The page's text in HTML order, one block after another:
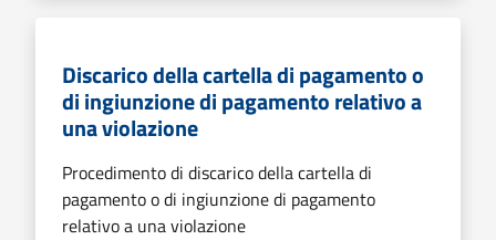
Discarico della cartella di pagamento o
di ingiunzione di pagamento relativo a
una violazione
Procedimento di discarico della cartella di
pagamento o di ingiunzione di pagamento
relativo a una violazione